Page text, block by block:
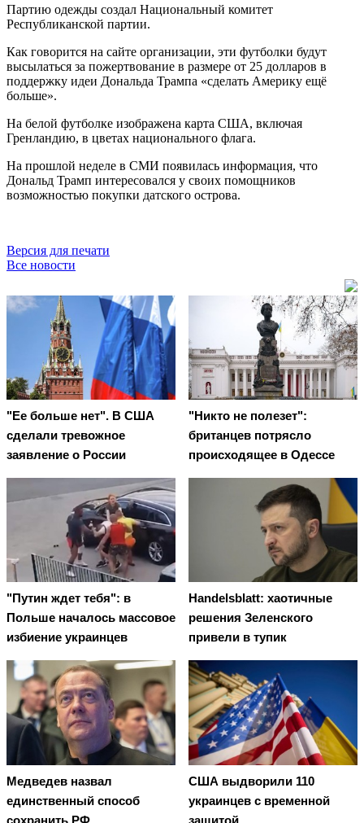
Партию одежды создал Национальный комитет
Республиканской партии.
Как говорится на сайте организации, эти футболки будут
высылаться за пожертвование в размере от 25 долларов в
поддержку идеи Дональда Трампа «сделать Америку ещё
больше».
На белой футболке изображена карта США, включая
Гренландию, в цветах национального флага.
На прошлой неделе в СМИ появилась информация, что
Дональд Трамп интересовался у своих помощников
возможностью покупки датского острова.
Версия для печати
Все новости
"Ее больше нет". В США
сделали тревожное
заявление о России
"Никто не полезет":
британцев потрясло
происходящее в Одессе
"Путин ждет тебя": в
Польше началось массовое
избиение украинцев
Handelsblatt: хаотичные
решения Зеленского
привели в тупик
Медведев назвал
единственный способ
сохранить РФ
США выдворили 110
украинцев с временной
защитой